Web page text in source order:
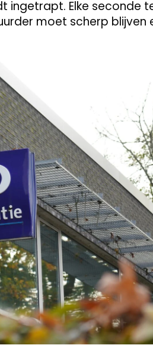
ingetrapt. Elke seconde
moet scherp blijven